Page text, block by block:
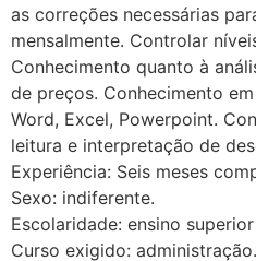
as correções necessárias
mensalmente. Controlar
Conhecimento quanto à
de preços. Conhecimento
Word, Excel, Powerpoint.
leitura e interpretação de
Experiência: Seis meses
Sexo: indiferente.
Escolaridade: ensino
Curso exigido: administração.